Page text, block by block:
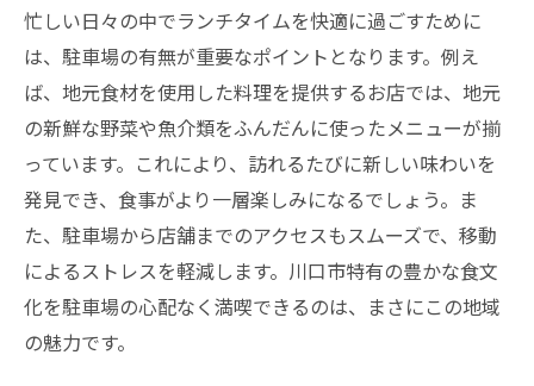
忙しい日々の中でランチタイムを快適に過ごすために
は、駐車場の有無が重要なポイントとなります。例え
ば、地元食材を使用した料理を提供するお店では、地元
の新鮮な野菜や魚介類をふんだんに使ったメニューが揃
っています。これにより、訪れるたびに新しい味わいを
発見でき、食事がより一層楽しみになるでしょう。ま
た、駐車場から店舗までのアクセスもスムーズで、移動
によるストレスを軽減します。川口市特有の豊かな食文
化を駐車場の心配なく満喫できるのは、まさにこの地域
の魅力です。